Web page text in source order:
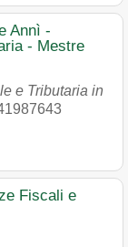
Annì -
- Mestre
e Tributaria in
Fiscali e